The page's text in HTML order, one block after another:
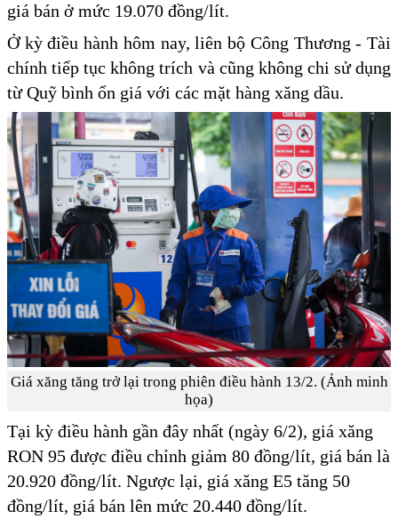
giá bán ở mức 19.070 đồng/lít.
Ở kỳ điều hành hôm nay, liên bộ Công Thương - Tài
chính tiếp tục không trích và cũng không chi sử dụng
từ Quỹ bình ổn giá với các mặt hàng xăng dầu.
Giá xăng tăng trở lại trong phiên điều hành 13/2. (Ảnh minh
họa)
Tại kỳ điều hành gần đây nhất (ngày 6/2), giá xăng
RON 95 được điều chỉnh giảm 80 đồng/lít, giá bán là
20.920 đồng/lít. Ngược lại, giá xăng E5 tăng 50
đồng/lít, giá bán lên mức 20.440 đồng/lít.